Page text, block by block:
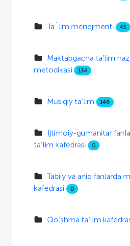
Ta`lim menejmenti 45
Maktabgacha ta’lim
metodikasi
134
Musiqiy ta’lim 146
Ijtimoiy-gumanitar
ta’lim kafedrasi
0
Tabiiy va aniq fanlarda
kafedrasi
0
Qo‘shma ta’lim